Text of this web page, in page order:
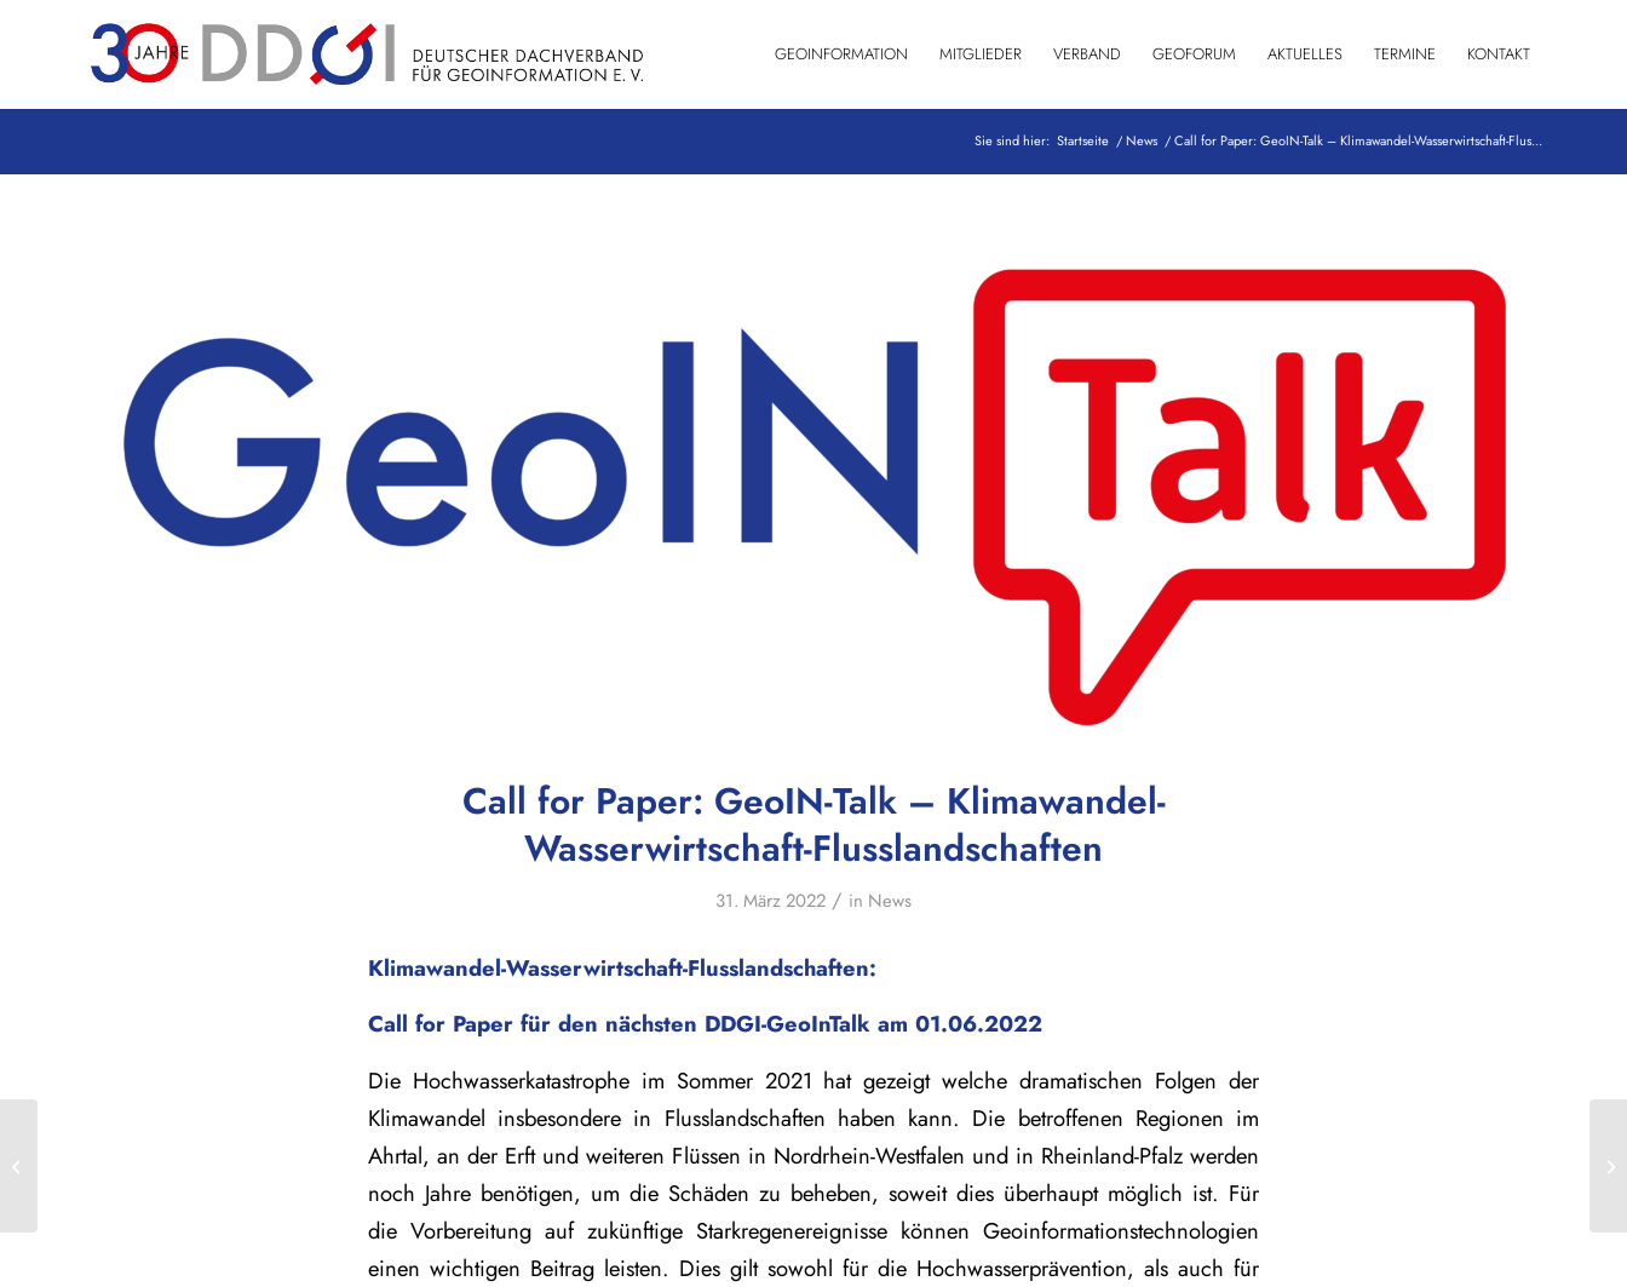
GEOINFORMATION MITGLIEDER VERBAND GEOFORUM AKTUELLES TERMINE KONTAKT
Sie sind hier: Startseite /News /Call for Paper: GeoIN-Talk – Klimawandel-Wasserwirtschaft-Flus...
Call for Paper: GeoIN-Talk – Klimawandel-
Wasserwirtschaft-Flusslandschaften
31. März 2022 / in News
Klimawandel-Wasserwirtschaft-Flusslandschaften:
Call for Paper für den nächsten DDGI-GeoInTalk am 01.06.2022
Die Hochwasserkatastrophe im Sommer 2021 hat gezeigt welche dramatischen Folgen der
Klimawandel insbesondere in Flusslandschaften haben kann. Die betroffenen Regionen im
Ahrtal, an der Erft und weiteren Flüssen in Nordrhein-Westfalen und in Rheinland-Pfalz werden
noch Jahre benötigen, um die Schäden zu beheben, soweit dies überhaupt möglich ist. Für
die Vorbereitung auf zukünftige Starkregenereignisse können Geoinformationstechnologien
einen wichtigen Beitrag leisten. Dies gilt sowohl für die Hochwasserprävention, als auch für